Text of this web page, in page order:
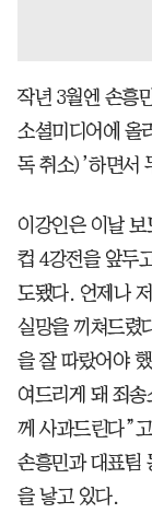
작년 3월엔 손흥
소셜미디어에 올
독 취소)’하면서
이강인은 이날
컵 4강전을 앞두
도됐다. 언제나
실망을 끼쳐드렸
을 잘 따랐어야
여드리게 돼 죄
께 사과드린다”
손흥민과 대표팀
을 낳고 있다.